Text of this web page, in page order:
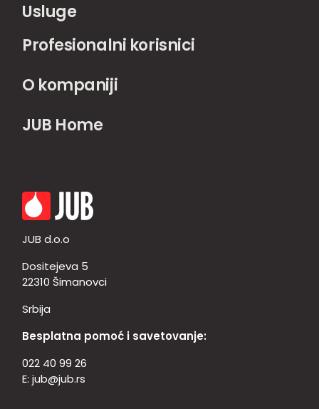
Usluge
Profesionalni korisnici
O kompaniji
JUB Home
JUB d.o.o
Dositejeva 5
22310 Šimanovci
Srbija
Besplatna pomoć i savetovanje:
022 40 99 26
E: jub@jub.rs